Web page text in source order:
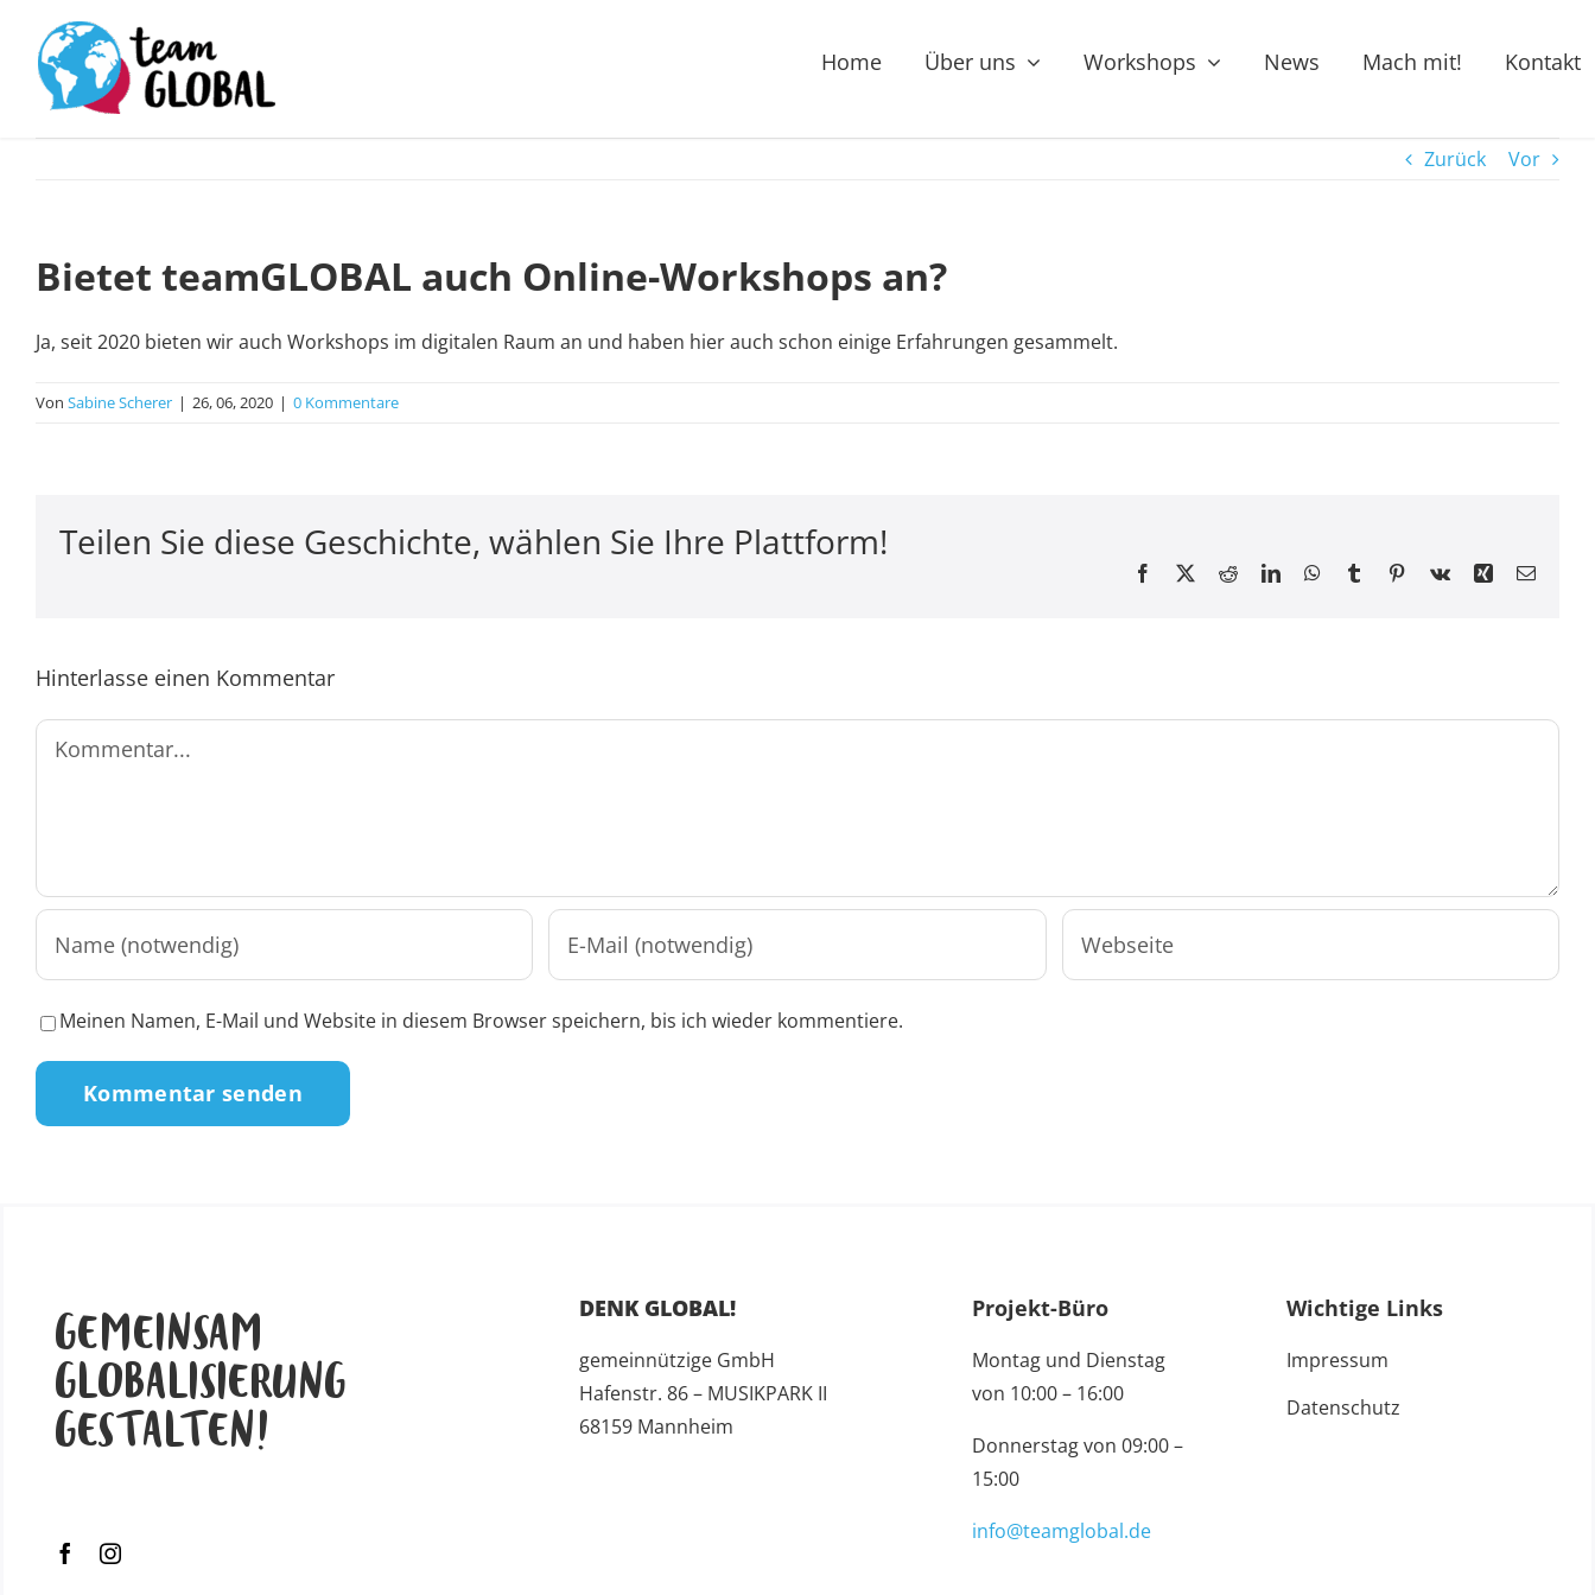
Inhalt
springen
Home Über uns Workshops News Mach mit! Kontakt
Zurück Vor
Bietet teamGLOBAL auch Online-Workshops an?
Ja, seit 2020 bieten wir auch Workshops im digitalen Raum an und haben hier auch schon einige Erfahrungen gesammelt.
Von Sabine Scherer | 26, 06, 2020 | 0 Kommentare
Teilen Sie diese Geschichte, wählen Sie Ihre Plattform!
Facebook RedditLinkedInWhatsApp
Tumblr Pinterest
Vk Xing E-
Hinterlasse einen Kommentar
Kommentar
Meinen Namen, E-Mail und Website in diesem Browser speichern, bis ich wieder kommentiere.
GEMEINSAM
GLOBALISIERUNG
GESTALTEN!
DENK GLOBAL!
gemeinnützige GmbH
Hafenstr. 86 – MUSIKPARK II
68159 Mannheim
Projekt-Büro
Montag und Dienstag
von 10:00 – 16:00
Donnerstag von 09:00 –
15:00
info@teamglobal.de
Wichtige Links
Impressum
Datenschutz